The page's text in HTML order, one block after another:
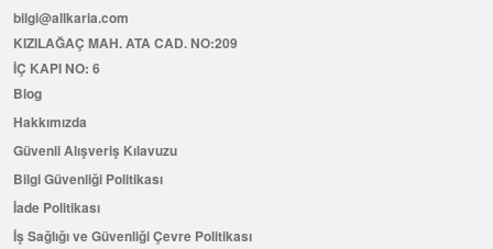
bilgi@allkaria.com
KIZILAĞAÇ MAH. ATA CAD. NO:209
İÇ KAPI NO: 6
Blog
Hakkımızda
Güvenli Alışveriş Kılavuzu
Bilgi Güvenliği Politikası
İade Politikası
İş Sağlığı ve Güvenliği Çevre Politikası